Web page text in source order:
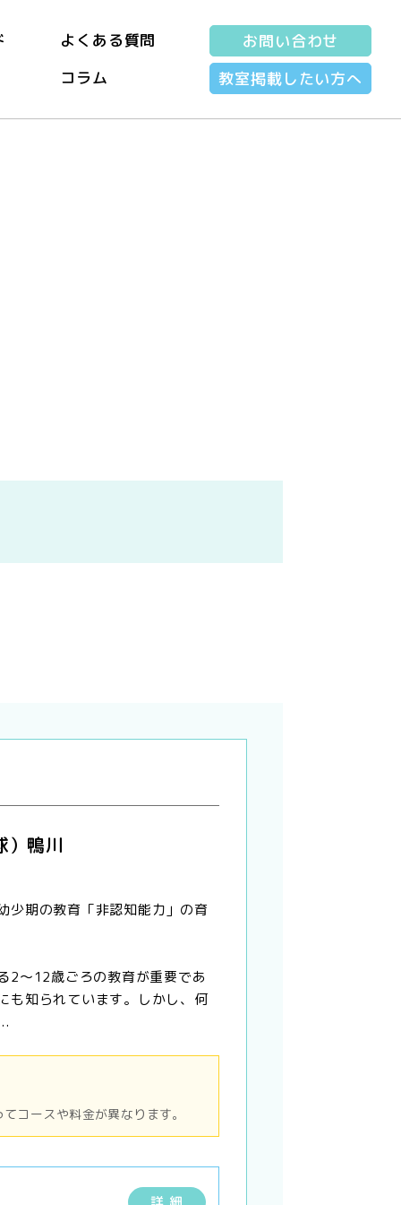
よくある質問
コラム
お問い合わせ
教室掲載したい方へ
）鴨川
少期の教育「非認知能力」の育
2〜12歳ごろの教育が重要であ
も知られています。しかし、何
コースや料金が異なります。